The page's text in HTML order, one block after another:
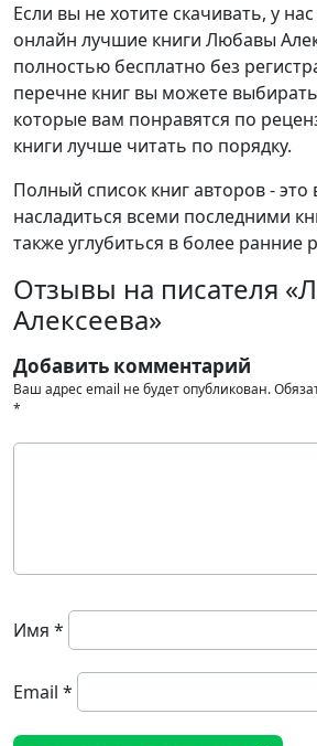
Если вы не хотите скачивать, у
онлайн лучшие книги Любавы
полностью бесплатно без
перечне книг вы можете
которые вам понравятся по
книги лучше читать по порядку.
Полный список книг авторов -
насладиться всеми последними
также углубиться в более ранние
Отзывы на писателя
Алексеева»
Добавить комментарий
Ваш адрес email не будет опубликован.
*
Имя *
Email *